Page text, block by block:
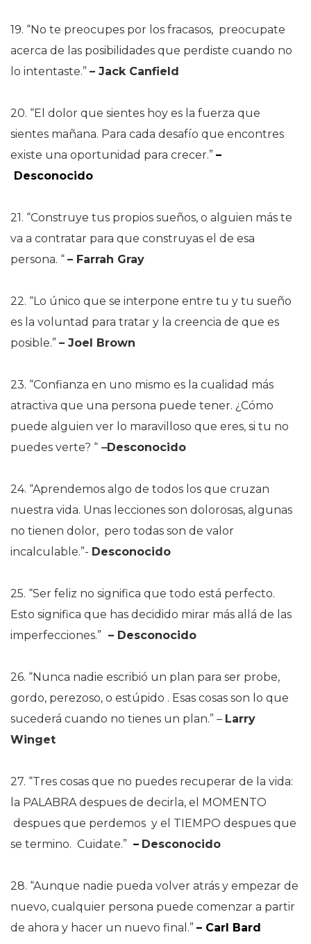
19. “No te preocupes por los fracasos, preocupate
acerca de las posibilidades que perdiste cuando no
lo intentaste.” – Jack Canfield
20. “El dolor que sientes hoy es la fuerza que
sientes mañana. Para cada desafío que encontres
existe una oportunidad para crecer.” –
Desconocido
21. “Construye tus propios sueños, o alguien más te
va a contratar para que construyas el de esa
persona. “ – Farrah Gray
22. “Lo único que se interpone entre tu y tu sueño
es la voluntad para tratar y la creencia de que es
posible.” – Joel Brown
23. “Confianza en uno mismo es la cualidad más
atractiva que una persona puede tener. ¿Cómo
puede alguien ver lo maravilloso que eres, si tu no
puedes verte? “ –Desconocido
24. “Aprendemos algo de todos los que cruzan
nuestra vida. Unas lecciones son dolorosas, algunas
no tienen dolor, pero todas son de valor
incalculable.”- Desconocido
25. “Ser feliz no significa que todo está perfecto.
Esto significa que has decidido mirar más allá de las
imperfecciones.” – Desconocido
26. “Nunca nadie escribió un plan para ser probe,
gordo, perezoso, o estúpido . Esas cosas son lo que
sucederá cuando no tienes un plan.” – Larry
Winget
27. “Tres cosas que no puedes recuperar de la vida:
la PALABRA despues de decirla, el MOMENTO
despues que perdemos y el TIEMPO despues que
se termino. Cuidate.” – Desconocido
28. “Aunque nadie pueda volver atrás y empezar de
nuevo, cualquier persona puede comenzar a partir
de ahora y hacer un nuevo final.” – Carl Bard